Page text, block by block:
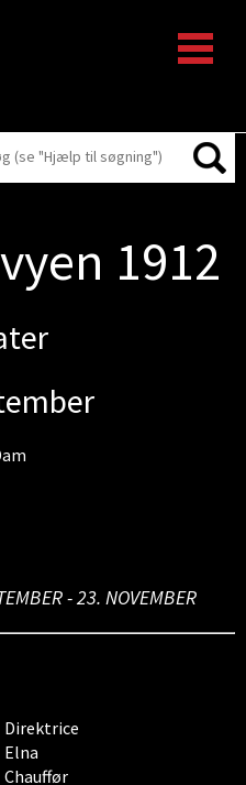
1912
- 23. NOVEMBER
Direktrice
Elna
Chauffør